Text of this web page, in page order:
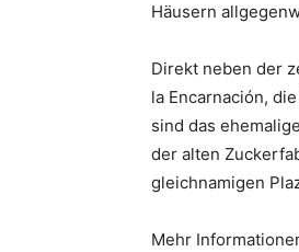
Häusern
Direkt neben der
la Encarnación,
sind das
der alten
gleichnamigen
Mehr